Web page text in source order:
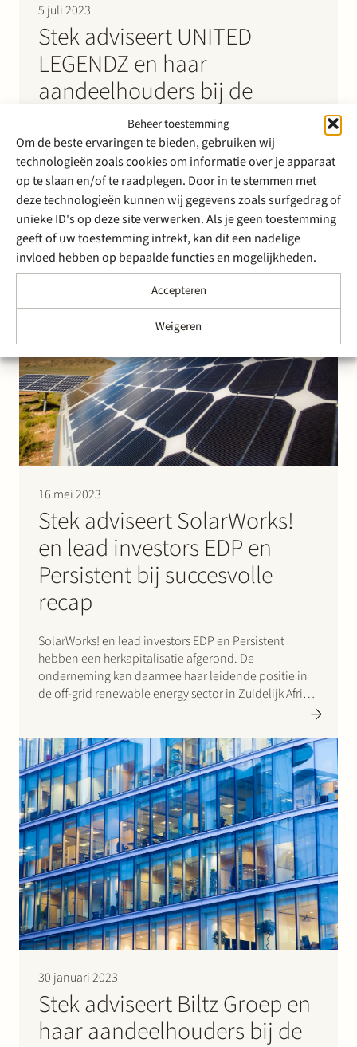
Beheer toestemming
Om de beste ervaringen te bieden, gebruiken wij
technologieën zoals cookies om informatie over je apparaat
op te slaan en/of te raadplegen. Door in te stemmen met
deze technologieën kunnen wij gegevens zoals surfgedrag of
unieke ID's op deze site verwerken. Als je geen toestemming
geeft of uw toestemming intrekt, kan dit een nadelige
invloed hebben op bepaalde functies en mogelijkheden.
Accepteren
Weigeren
5 juli 2023
Stek adviseert UNITED
LEGENDZ en haar
aandeelhouders bij de
samenwerking met OMDUS
Renovatie- en onderhoudsspecialist UNITED
LEGENDZ (Biltz, Mouton, TBK, IJbouw, Meerbouw)
wordt onderdeel van OMDUS, een groep bedrijven
actief in vastgoedonderhoud en
duurzaamheidsmanagement. OMDUS is in 2022
ontstaan als initiatief van Caspar de Haan en De
Variabele in samenwerking met NPM Capital. Met
16 mei 2023
Stek adviseert SolarWorks!
en lead investors EDP en
Persistent bij succesvolle
recap
SolarWorks! en lead investors EDP en Persistent
hebben een herkapitalisatie afgerond. De
onderneming kan daarmee haar leidende positie in
de off-grid renewable energy sector in Zuidelijk Afrika
30 januari 2023
Stek adviseert Biltz Groep en
haar aandeelhouders bij de